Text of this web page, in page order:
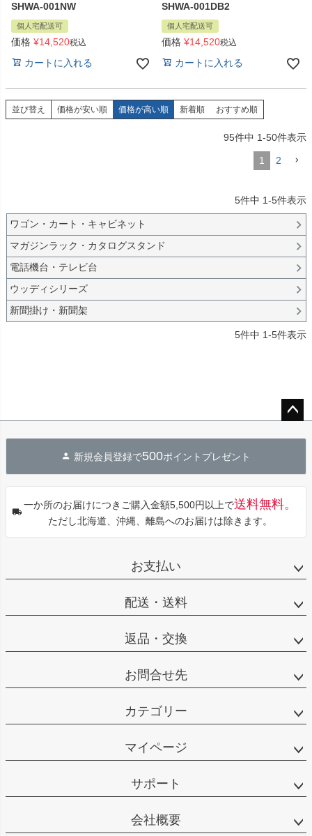
SHWA-001NW
個人宅配送可
価格 ¥14,520税込
カートに入れる
SHWA-001DB2
個人宅配送可
価格 ¥14,520税込
カートに入れる
並び替え 価格が安い順 価格が高い順 新着順 おすすめ順
95件中 1-50件表示
1 2
5件中 1-5件表示
ワゴン・カート・キャビネット
マガジンラック・カタログスタンド
電話機台・テレビ台
ウッディシリーズ
新聞掛け・新聞架
5件中 1-5件表示
へ
新規会員登録で500ポイントプレゼント
一か所のお届けにつきご購入金額5,500円以上で送料無料。
ただし北海道、沖縄、離島へのお届けは除きます。
お支払い
配送・送料
返品・交換
お問合せ先
カテゴリー
マイページ
サポート
会社概要